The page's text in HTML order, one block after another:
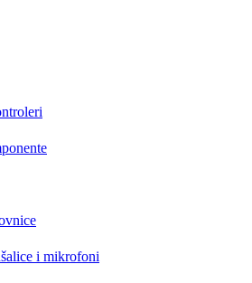
i mikrofoni